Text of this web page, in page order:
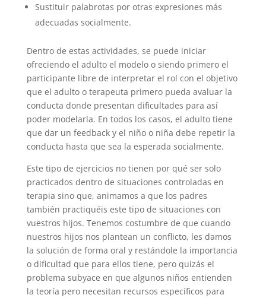
Sustituir palabrotas por otras expresiones más
adecuadas socialmente.
Dentro de estas actividades, se puede iniciar
ofreciendo el adulto el modelo o siendo primero el
participante libre de interpretar el rol con el objetivo
que el adulto o terapeuta primero pueda avaluar la
conducta donde presentan dificultades para así
poder modelarla. En todos los casos, el adulto tiene
que dar un feedback y el niño o niña debe repetir la
conducta hasta que sea la esperada socialmente.
Este tipo de ejercicios no tienen por qué ser solo
practicados dentro de situaciones controladas en
terapia sino que, animamos a que los padres
también practiquéis este tipo de situaciones con
vuestros hijos. Tenemos costumbre de que cuando
nuestros hijos nos plantean un conflicto, les damos
la solución de forma oral y restándole la importancia
o dificultad que para ellos tiene, pero quizás el
problema subyace en que algunos niños entienden
la teoría pero necesitan recursos específicos para